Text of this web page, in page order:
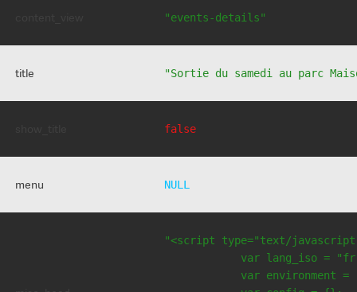
"events-details"
title "Sortie du samedi au parc
false
menu NULL
"<script type="text/
var lang_iso =
var environment =